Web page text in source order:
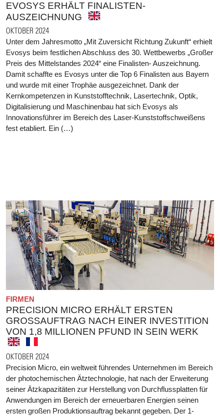
VOSYS ERHÄLT FINALISTEN-A
USZEICHNUNG
OKTOBER 2024
Unter dem Jahresmotto „Mit Zuversicht Richtung Zukunft“ erhielt
Evosys beim festlichen Abschluss des 30. Wettbewerbs „Großer
Preis des Mittelstandes 2024“ eine Finalisten- Auszeichnung.
Damit schaffte es Evosys unter die Top 6 Finalisten aus Bayern
und wurde mit einer Trophäe ausgezeichnet. Dank der
Kernkompetenzen in Kunststofftechnik, Lasertechnik, Optik,
Digitalisierung und Maschinenbau hat sich Evosys als
Innovationsführer im Bereich des Laser-Kunststoffschweißens
fest etabliert. Ein (…)
FIRMEN
PRECISION MICRO ERHÄLT ERSTEN
GROSSAUFTRAG NACH EINER INVESTITION V
ON 1,8 MILLIONEN PFUND IN SEIN WERK
OKTOBER 2024
Precision Micro, ein weltweit führendes Unternehmen im Bereich
der photochemischen Ätztechnologie, hat nach der Erweiterung
seiner Ätzkapazitäten zur Herstellung von Durchflussplatten für
Anwendungen im Bereich der erneuerbaren Energien seinen
ersten großen Produktionsauftrag bekannt gegeben. Der 1-